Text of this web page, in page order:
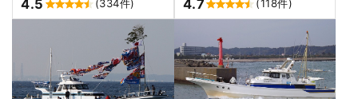
4.5 (334件) 4.7 (118件)